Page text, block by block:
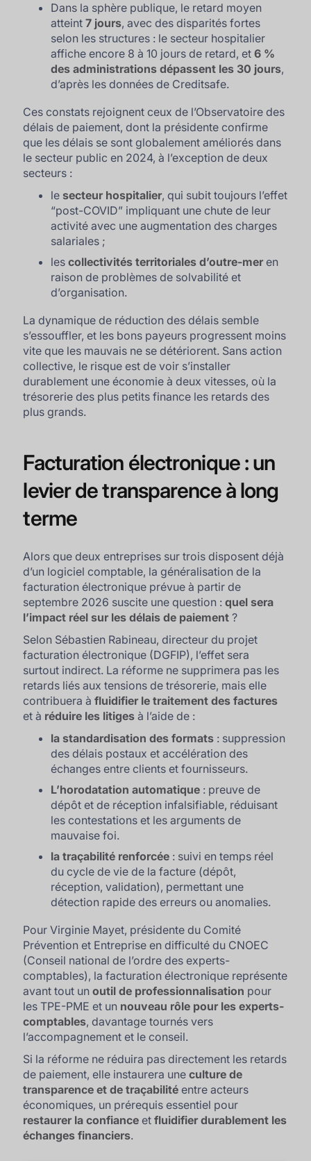
Dans la sphère publique, le retard moyen
atteint7 jours, avec des disparités fortes
selon les structures : le secteur hospitalier
affiche encore 8 à 10 jours de retard, et6 %
des administrations dépassent les 30 jours,
d’après les données de Creditsafe.
Ces constats rejoignent ceux de l’Observatoire des
délais de paiement, dont la présidente confirme
que les délais se sont globalement améliorés dans
le secteur public en 2024, à l’exception de deux
secteurs :
le secteur hospitalier, qui subit toujours l’effet
“post-COVID” impliquant une chute de leur
activité avec une augmentation des charges
salariales ;
lescollectivités territoriales d’outre-mer en
raison de problèmes de solvabilité et
d’organisation.
La dynamique de réduction des délais semble
s’essouffler, et les bons payeurs progressent moins
vite que les mauvais ne se détériorent. Sans action
collective, le risque est de voir s’installer
durablement une économie à deux vitesses, où la
trésorerie des plus petits finance les retards des
plus grands.
Facturation électronique : un
levier de transparence à long
terme
Alors que deux entreprises sur trois disposent déjà
d’un logiciel comptable, la généralisation de la
facturation électronique prévue à partir de
septembre 2026 suscite une question :quel sera
l’impact réel sur les délais de paiement ?
Selon Sébastien Rabineau, directeur du projet
facturation électronique (DGFIP), l’effet sera
surtout indirect. La réforme ne supprimera pas les
retards liés aux tensions de trésorerie, mais elle
contribuera àfluidifier le traitement des factures
et à réduire les litiges à l’aide de :
la standardisation des formats : suppression
des délais postaux et accélération des
échanges entre clients et fournisseurs.
L’horodatation automatique : preuve de
dépôt et de réception infalsifiable, réduisant
les contestations et les arguments de
mauvaise foi.
la traçabilité renforcée : suivi en temps réel
du cycle de vie de la facture (dépôt,
réception, validation), permettant une
détection rapide des erreurs ou anomalies.
Pour Virginie Mayet, présidente du Comité
Prévention et Entreprise en difficulté du CNOEC
(Conseil national de l’ordre des experts-
comptables), la facturation électronique représente
avant tout unoutil de professionnalisation pour
les TPE-PME et un nouveau rôle pour les experts-
comptables, davantage tournés vers
l’accompagnement et le conseil.
Si la réforme ne réduira pas directement les retards
de paiement, elle instaurera uneculture de
transparence et de traçabilité entre acteurs
économiques, un prérequis essentiel pour
restaurer la confiance etfluidifier durablement les
échanges financiers.